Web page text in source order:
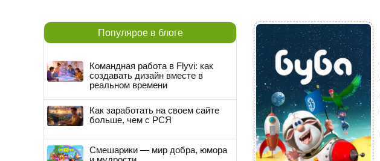
Популярое в блоге
Командная работа в Flyvi: как
создавать дизайн вместе в
реальном времени
Как заработать на своем сайте
больше, чем с РСЯ
Смешарики — мир добра, юмора